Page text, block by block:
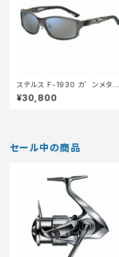
ステルス F-1930 カ゛ンメタル
トゥルーヒ゛ュースホ゜ーツ/
フ゛ルーミラー
¥30,800
セール中の商品